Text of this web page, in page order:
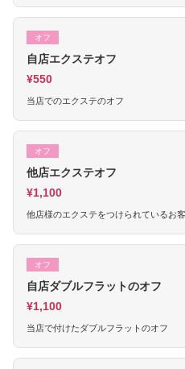
オフ
自店エクステオフ
¥550
当店でのエクステのオフ
オフ
他店エクステオフ
¥1,100
他店様のエクステをつけられているお
オフ
自店ダブルフラットのオフ
¥1,100
当店で付けたダブルフラットのオフ